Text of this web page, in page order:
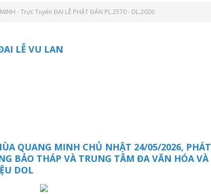
- Trực Tuyến ĐẠI LỄ PHẬT ĐẢN PL.2570 - DL.2026
LỄ VU LAN
QUANG MINH CHỦ NHẬT 24/05/2026, PHÁT
BẢO THÁP VÀ TRUNG TÂM ĐA VĂN HÓA VÀ
DOL